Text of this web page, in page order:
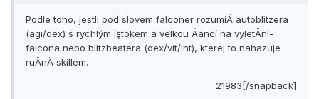
Podle toho, jestli pod slovem falconer rozumí­Ä autoblitzera
(agi/dex) s rychlým íştokem a velkou Äancí­ na vyletÄní­
falcona nebo blitzbeatera (dex/vit/int), kterej to nahazuje
ruÄnÄ skillem.
21983[/snapback]